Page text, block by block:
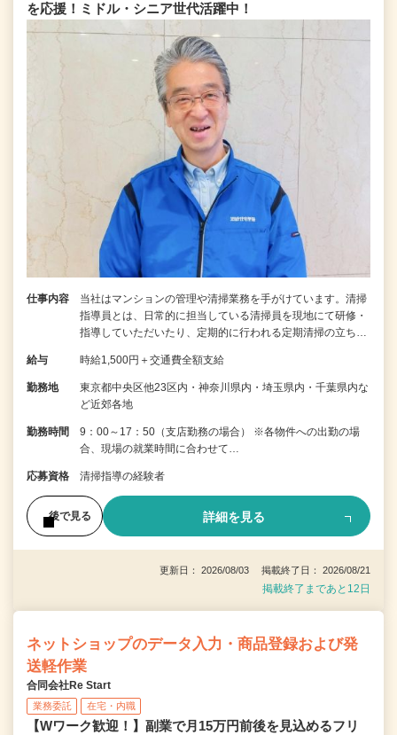
を応援！ミドル・シニア世代活躍中！
仕事内容
当社はマンションの管理や清掃業務を手がけています。清掃
指導員とは、日常的に担当している清掃員を現地にて研修・
指導していただいたり、定期的に行われる定期清掃の立ち…
給与 時給1,500円＋交通費全額支給
勤務地
東京都中央区他23区内・神奈川県内・埼玉県内・千葉県内な
ど近郊各地
勤務時間
9：00～17：50（支店勤務の場合） ※各物件への出勤の場
合、現場の就業時間に合わせて…
応募資格 清掃指導の経験者
後で見る 詳細を見る
更新日： 2026/08/03 掲載終了日： 2026/08/21
掲載終了まであと12日
ネットショップのデータ入力・商品登録および発
送軽作業
合同会社Re Start
業務委託 在宅・内職
【Wワーク歓迎！】副業で月15万円前後を見込めるフリ